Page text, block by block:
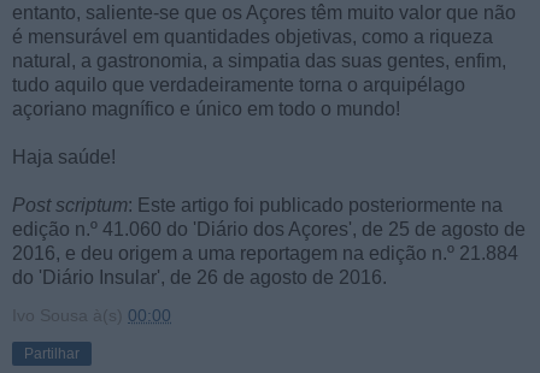
entanto, saliente-se que os Açores têm muito valor que não
é mensurável em quantidades objetivas, como a riqueza
natural, a gastronomia, a simpatia das suas gentes, enfim,
tudo aquilo que verdadeiramente torna o arquipélago
açoriano magnífico e único em todo o mundo!
Haja saúde!
Post scriptum: Este artigo foi publicado posteriormente na
edição n.º 41.060 do 'Diário dos Açores', de 25 de agosto de
2016, e deu origem a uma reportagem na edição n.º 21.884
do 'Diário Insular', de 26 de agosto de 2016.
Ivo Sousa à(s) 00:00
Partilhar